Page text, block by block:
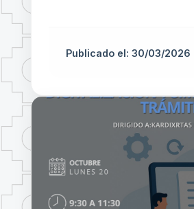
Publicado el: 30/03/2026